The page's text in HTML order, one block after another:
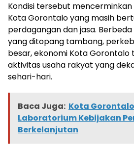
Kondisi tersebut
Kota Gorontalo yang masih
perdagangan dan jasa.
yang ditopang tambang,
besar, ekonomi Kota Gorontalo
aktivitas usaha rakyat yang
sehari-hari.
Baca Juga: Kota
Laboratorium Kebijakan
Berkelanjutan